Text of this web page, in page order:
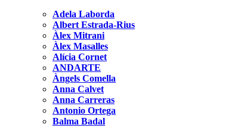
Adela Laborda
Albert Estrada-Rius
Àlex Mitrani
Àlex Masalles
Alícia Cornet
ANDARTE
Àngels Comella
Anna Calvet
Anna Carreras
Antonio Ortega
Balma Badal